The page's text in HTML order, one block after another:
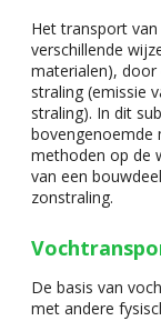
Het transport
verschillende
materialen),
straling (emissie
straling). In dit
bovengenoemde
methoden op de
van een
zonstraling.
De basis van
met andere